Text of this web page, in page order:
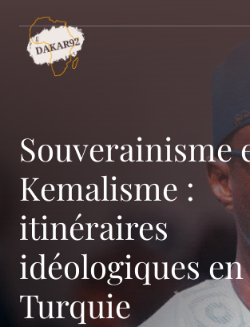
contenu
Souverainisme
Kemalisme :
itinéraires
idéologiques en
Turquie